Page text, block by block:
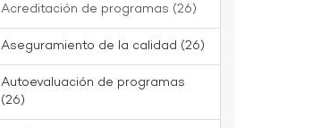
Acreditación de programas (26)
Aseguramiento de la calidad (26)
Autoevaluación de programas
(26)